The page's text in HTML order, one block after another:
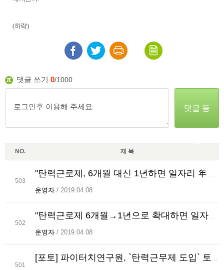
(하략)
댓글 쓰기 0/1000
댓글 등
록
NO. 제 목
503
"탄력근로제, 6개월 대신 1년하면 일자리 年 9만개 지킨다"
운영자 / 2019.04.08
502
"탄력근로제 6개월→1년으로 확대하면 일자리 9만1000개 감소 막아"
운영자 / 2019.04.08
501
[포토] 파이터치연구원, `탄력근무제 도입` 토론회 개최